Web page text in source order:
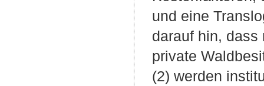
und eine
darauf hin, dass
private
(2) werden